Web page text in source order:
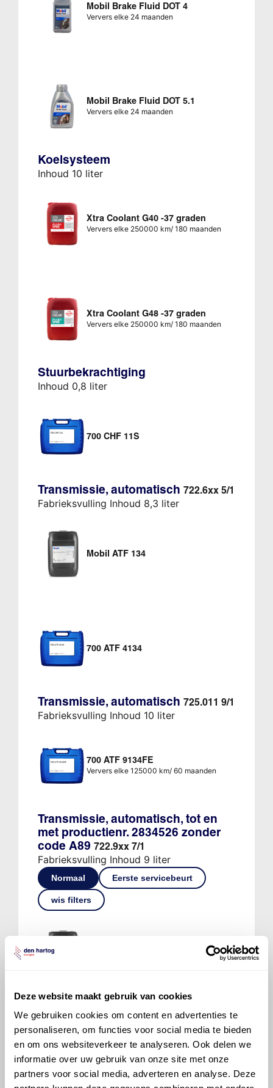
Deze website maakt gebruik van cookies
We gebruiken cookies om content en advertenties te
personaliseren, om functies voor social media te bieden
en om ons websiteverkeer te analyseren. Ook delen we
informatie over uw gebruik van onze site met onze
partners voor social media, adverteren en analyse. Deze
Mobil Brake Fluid DOT 4
Ververs elke 24 maanden
Mobil Brake Fluid DOT 5.1
Ververs elke 24 maanden
Koelsysteem
Inhoud 10 liter
Xtra Coolant G40 -37 graden
Ververs elke 250000 km/ 180 maanden
Xtra Coolant G48 -37 graden
Ververs elke 250000 km/ 180 maanden
Stuurbekrachtiging
Inhoud 0,8 liter
700 CHF 11S
Transmissie, automatisch 722.6xx 5/1
Fabrieksvulling Inhoud 8,3 liter
Mobil ATF 134
700 ATF 4134
Transmissie, automatisch 725.011 9/1
Fabrieksvulling Inhoud 10 liter
700 ATF 9134FE
Ververs elke 125000 km/ 60 maanden
Transmissie, automatisch, tot en
met productienr. 2834526 zonder
code A89 722.9xx 7/1
Fabrieksvulling Inhoud 9 liter
Normaal Eerste servicebeurt
wis filters
Ververs elke 125000 km/ 60 maanden
700 ATF 4134